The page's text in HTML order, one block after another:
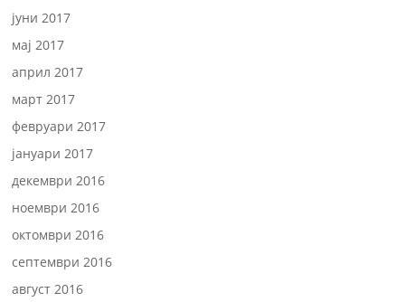
јуни 2017
мај 2017
април 2017
март 2017
февруари 2017
јануари 2017
декември 2016
ноември 2016
октомври 2016
септември 2016
август 2016